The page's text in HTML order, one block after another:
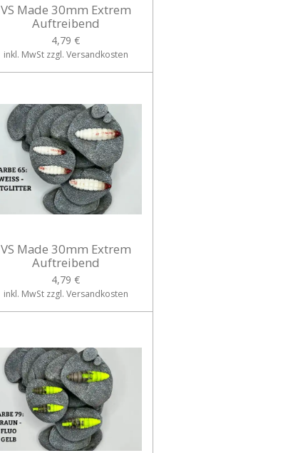
VS Made 30mm Extrem
Auftreibend
4,79 €
inkl. MwSt zzgl. Versandkosten
VS Made 30mm Extrem
Auftreibend
4,79 €
inkl. MwSt zzgl. Versandkosten